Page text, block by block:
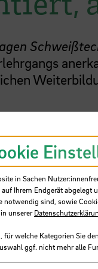
erklärt
für
für die tolle
sagt
in Sachen
auf Ihrem Endgerät
notwendig sind, sowie
unserer
für welche Kategorien Sie
ggf. nicht mehr alle